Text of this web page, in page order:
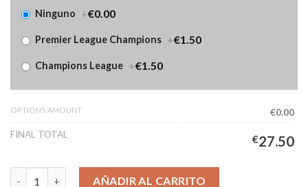
Ninguno +€0.00
Premier League Champions +€1.50
Champions League +€1.50
OPTIONS AMOUNT
€0.00
FINAL TOTAL
€27.50
Camiseta Arsenal Tercera Equipación Niños 2025/2026 Manga
AÑADIR AL CARRITO